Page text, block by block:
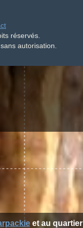
réservés.
autorisation.
et au quartier